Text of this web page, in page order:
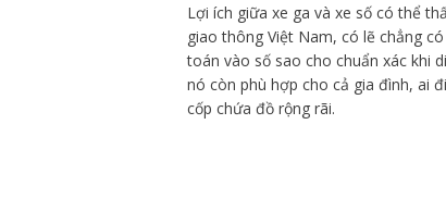
Lợi ích giữa xe ga và xe số có thể
giao thông Việt Nam, có lẽ chẳng
toán vào số sao cho chuẩn xác khi
nó còn phù hợp cho cả gia đình, ai
cốp chứa đồ rộng rãi.